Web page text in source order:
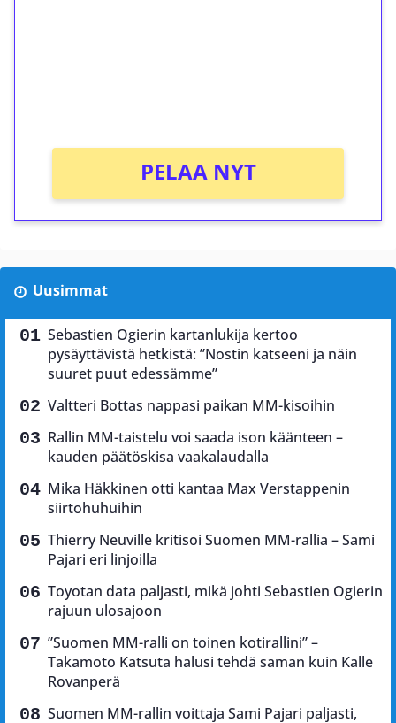
PELAA NYT
Uusimmat
Sebastien Ogierin kartanlukija kertoo
pysäyttävistä hetkistä: ”Nostin katseeni ja näin
suuret puut edessämme”
Valtteri Bottas nappasi paikan MM-kisoihin
Rallin MM-taistelu voi saada ison käänteen –
kauden päätöskisa vaakalaudalla
Mika Häkkinen otti kantaa Max Verstappenin
siirtohuhuihin
Thierry Neuville kritisoi Suomen MM-rallia – Sami
Pajari eri linjoilla
Toyotan data paljasti, mikä johti Sebastien Ogierin
rajuun ulosajoon
”Suomen MM-ralli on toinen kotirallini” –
Takamoto Katsuta halusi tehdä saman kuin Kalle
Rovanperä
Suomen MM-rallin voittaja Sami Pajari paljasti,